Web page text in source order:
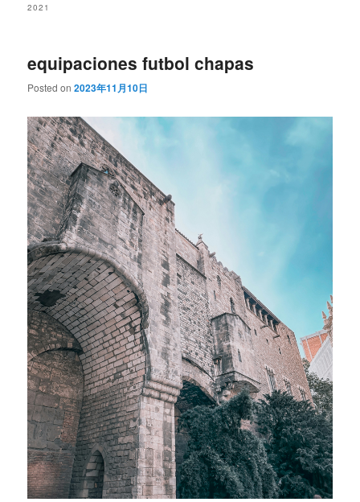
2021
equipaciones futbol chapas
Posted on2023年11月10日